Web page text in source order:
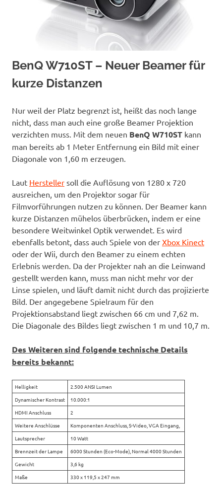
BenQ W710ST – Neuer Beamer für
kurze Distanzen
Nur weil der Platz begrenzt ist, heißt das noch lange
nicht, dass man auch eine große Beamer Projektion
verzichten muss. Mit dem neuen BenQ W710ST kann
man bereits ab 1 Meter Entfernung ein Bild mit einer
Diagonale von 1,60 m erzeugen.
Laut Hersteller soll die Auflösung von 1280 x 720
ausreichen, um den Projektor sogar für
Filmvorführungen nutzen zu können. Der Beamer kann
kurze Distanzen mühelos überbrücken, indem er eine
besondere Weitwinkel Optik verwendet. Es wird
ebenfalls betont, dass auch Spiele von der Xbox Kinect
oder der Wii, durch den Beamer zu einem echten
Erlebnis werden. Da der Projekter nah an die Leinwand
gestellt werden kann, muss man nicht mehr vor der
Linse spielen, und läuft damit nicht durch das projizierte
Bild. Der angegebene Spielraum für den
Projektionsabstand liegt zwischen 66 cm und 7,62 m.
Die Diagonale des Bildes liegt zwischen 1 m und 10,7 m.
Des Weiteren sind folgende technische Details
bereits bekannt:
Helligkeit
2.500 ANSI Lumen
Dynamischer Kontrast
10.000:1
HDMI Anschluss
2
Weitere Anschlüsse
Komponenten Anschluss, S-Video, VGA Eingang,
Lautsprecher
10 Watt
Brennzeit der Lampe
6000 Stunden (Eco-Mode), Normal 4000 Stunden
Gewicht
3,6 kg
Maße
330 x 119,5 x 247 mm